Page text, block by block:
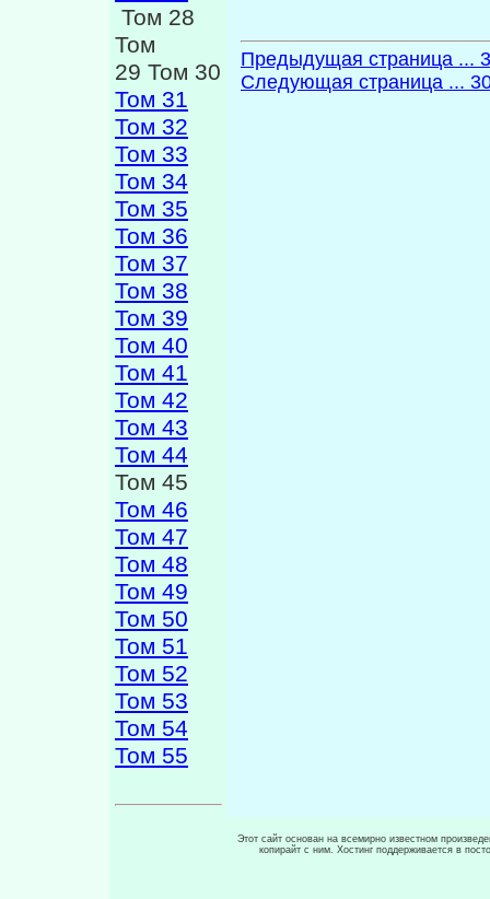
Том 28
Том
29 Том 30
Том 31
Том 32
Том 33
Том 34
Том 35
Том 36
Том 37
Том 38
Том 39
Том 40
Том 41
Том 42
Том 43
Том 44
Том 45
Том 46
Том 47
Том 48
Том 49
Том 50
Том 51
Том 52
Том 53
Том 54
Том 55
Предыдущая страница ...
Следующая страница ...
Этот сайт основан на всемирно известном
копирайт с ним. Хостинг поддерживается в